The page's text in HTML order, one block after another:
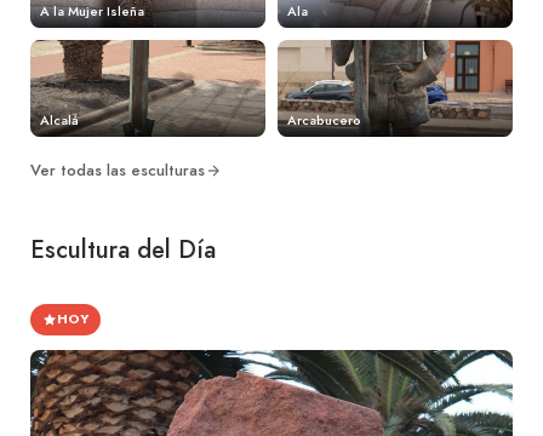
A la Mujer Isleña Ala
Alcalá Arcabucero
Ver todas las esculturas
Escultura del Día
HOY